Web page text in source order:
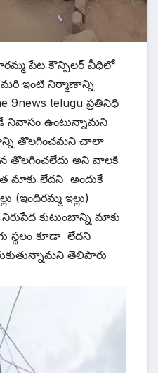
పేట కౌన్సిలర్ వీధిలో
మరి ఇంటి నిర్మాణాన్ని
9news telugu ప్రతినిధి
నివాసం ఉంటున్నామని
తొలగించమని చాలా
తొలగించలేదు అని వాలకి
మాకు లేదని అందుకే
(ఇందిరమ్మ ఇల్లు)
కుటుంబాన్ని మాకు
స్థలం కూడా లేదని
తెలిపారు